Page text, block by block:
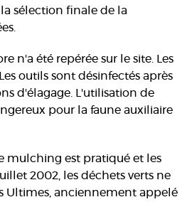
sélection finale de la
n'a été repérée sur le site. Les
outils sont désinfectés après
d'élagage. L'utilisation de
pour la faune auxiliaire
mulching est pratiqué et les
2002, les déchets verts ne
Ultimes, anciennement appelé